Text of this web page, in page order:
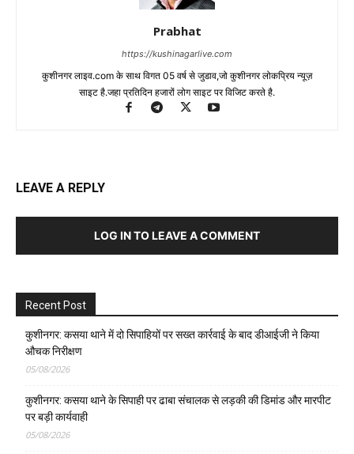
Prabhat
https://kushinagarlive.com
कुशीनगर लाइव.com के साथ विगत 05 वर्ष से जुडाव,जो कुशीनगर लोकप्रिय न्यूज़
साइट है.जहा प्रतिदिन हजारों लोग साइट पर विजिट करते है.
LEAVE A REPLY
LOG IN TO LEAVE A COMMENT
Recent Post
कुशीनगर: कसया थाने में दो सिपाहियों पर सख्त कार्रवाई के बाद डीआईजी ने किया
औचक निरीक्षण
05/08/2026
कुशीनगर: कसया थाने के सिपाही पर ढाबा संचालक से लड़की की डिमांड और मारपीट
पर बड़ी कार्यवाही
05/08/2026